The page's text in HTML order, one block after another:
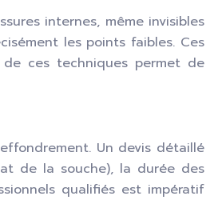
internes, même invisibles
les points faibles. Ces
de ces techniques permet de
Un devis détaillé
de la souche), la durée des
qualifiés est impératif